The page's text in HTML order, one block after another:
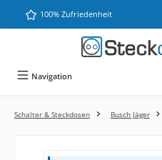
Zum Hauptinhalt springen
100% Zufriedenheit
Navigation
Schalter & Steckdosen Busch Jäger